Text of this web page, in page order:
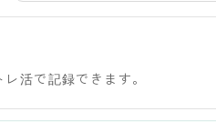
活で記録できます。